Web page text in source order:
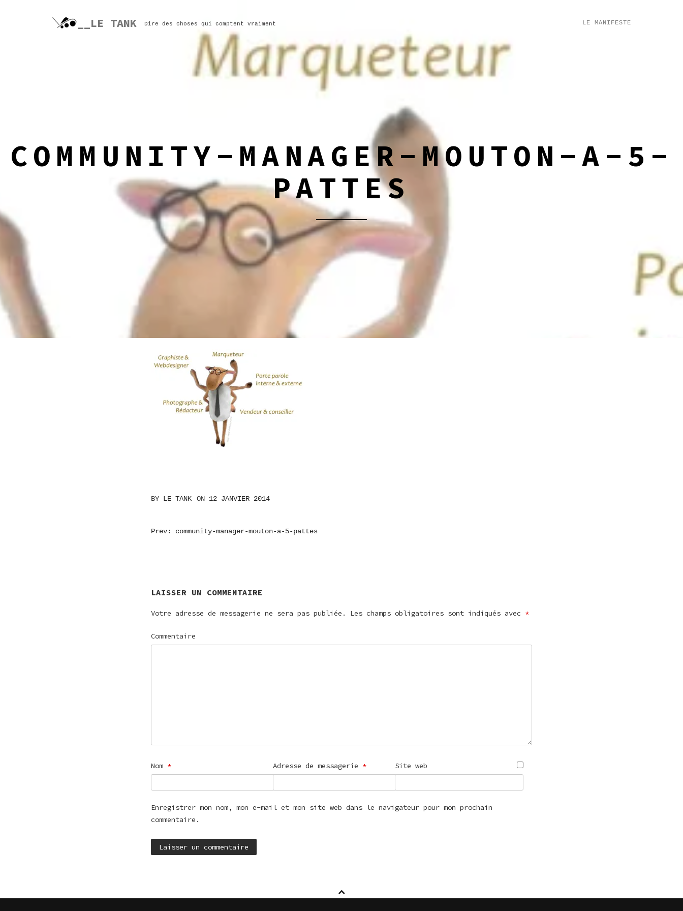
__LE TANK Dire des choses qui comptent vraiment LE MANIFESTE
COMMUNITY-MANAGER-MOUTON-A-5-
PATTES
BY LE TANK ON 12 JANVIER 2014
NAVIGATION
Prev: community-manager-mouton-a-5-pattes
LAISSER UN COMMENTAIRE
Votre adresse de messagerie ne sera pas publiée. Les champs obligatoires sont indiqués avec *
Commentaire
Nom * Adresse de messagerie * Site web
Enregistrer mon nom, mon e-mail et mon site web dans le navigateur pour mon prochain
commentaire.